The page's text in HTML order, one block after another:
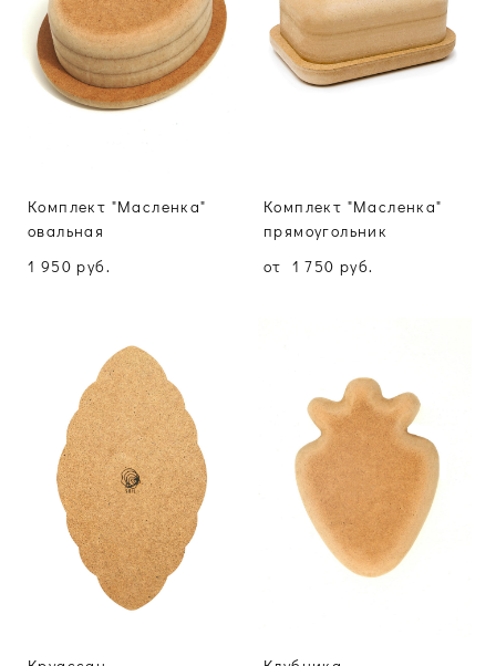
Комплект "Масленка"
овальная
1 950 pуб.
Комплект "Масленка"
прямоугольник
от 1 750 pуб.